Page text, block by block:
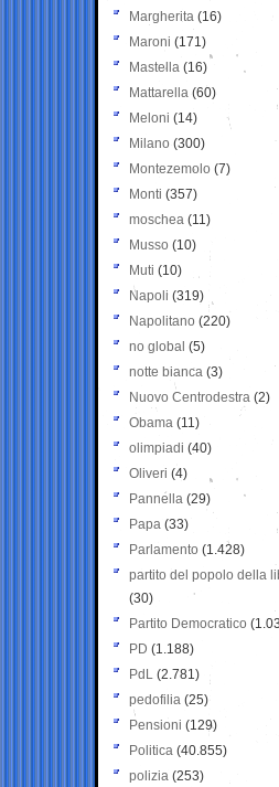
Margherita (16)
Maroni (171)
Mastella (16)
Mattarella (60)
Meloni (14)
Milano (300)
Montezemolo (7)
Monti (357)
moschea (11)
Musso (10)
Muti (10)
Napoli (319)
Napolitano (220)
no global (5)
notte bianca (3)
Nuovo Centrodestra (2)
Obama (11)
olimpiadi (40)
Oliveri (4)
Pannella (29)
Papa (33)
Parlamento (1.428)
partito del popolo della
(30)
Partito Democratico
PD (1.188)
PdL (2.781)
pedofilia (25)
Pensioni (129)
Politica (40.855)
polizia (253)